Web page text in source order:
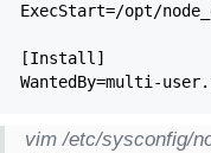
ExecStart=/opt/
[Install]
WantedBy=multi-
vim /etc/sysconfig/